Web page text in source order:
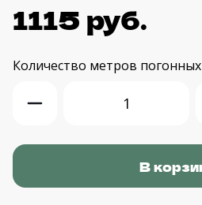
1115 руб.
Количество метров погонных